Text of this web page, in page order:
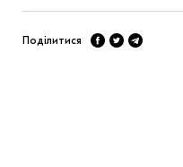
Поділитися